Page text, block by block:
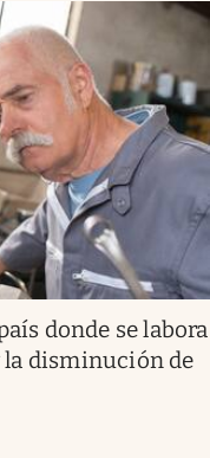
donde se labora
la disminución de